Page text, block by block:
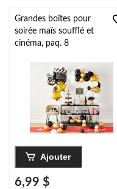
Grandes boîtes pour
soirée maïs soufflé et
cinéma, paq. 8
Ajouter
6,99 $